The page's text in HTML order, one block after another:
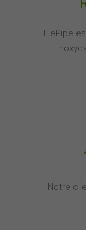
L'ePipe
Notre